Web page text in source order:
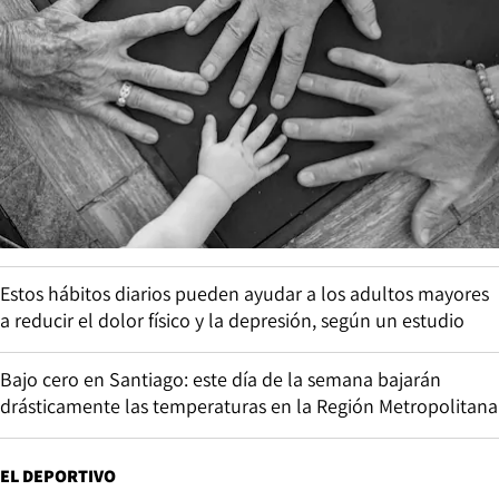
Estos hábitos diarios pueden ayudar a los adultos mayores
a reducir el dolor físico y la depresión, según un estudio
Bajo cero en Santiago: este día de la semana bajarán
drásticamente las temperaturas en la Región Metropolitana
EL DEPORTIVO